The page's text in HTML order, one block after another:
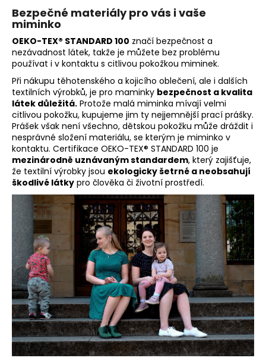
Bezpečné materiály pro vás i vaše
miminko
OEKO-TEX® STANDARD 100 značí bezpečnost a
nezávadnost látek, takže je můžete bez problému
používat i v kontaktu s citlivou pokožkou miminek.
Při nákupu těhotenského a kojicího oblečení, ale i dalších
textilních výrobků, je pro maminky bezpečnost a kvalita
látek důležitá. Protože malá miminka mívají velmi
citlivou pokožku, kupujeme jim ty nejjemnější prací prášky.
Prášek však není všechno, dětskou pokožku může dráždit i
nesprávné složení materiálu, se kterým je miminko v
kontaktu. Certifikace OEKO-TEX® STANDARD 100 je
mezinárodně uznávaným standardem, který zajišťuje,
že textilní výrobky jsou ekologicky šetrné a neobsahují
škodlivé látky pro člověka či životní prostředí.